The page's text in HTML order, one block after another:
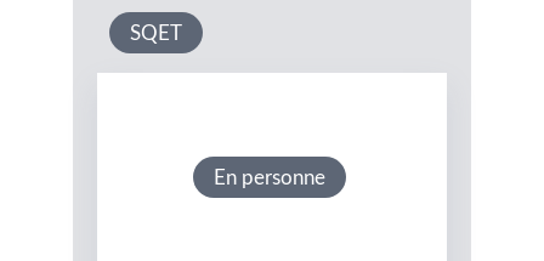
En personne
SQET